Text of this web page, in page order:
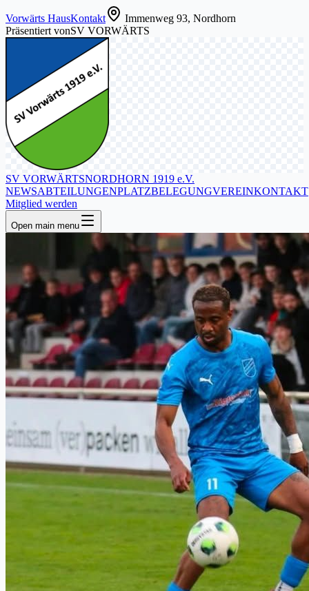
Vorwärts HausKontakt
Immenweg 93, Nordhorn
Präsentiert vonSV VORWÄRTS
SV VORWÄRTSNORDHORN 1919 e.V.
NEWSABTEILUNGENPLATZBELEGUNGVEREINKONTAKT
Mitglied werden
Open main menu